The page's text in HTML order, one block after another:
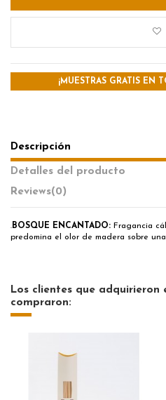
¡MUESTRAS GRATIS EN
Descripción
Detalles del producto
Reviews(0)
.BOSQUE ENCANTADO: Fragancia
predomina el olor de madera sobre
Los clientes que
compraron: